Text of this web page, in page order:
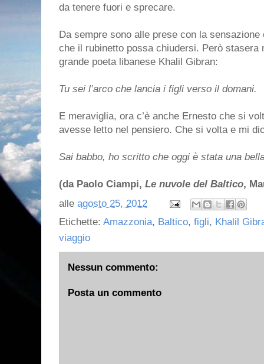
da tenere fuori e sprecare.
Da sempre sono alle prese con la
che il rubinetto possa chiudersi. Però stasera
grande poeta libanese Khalil Gibran:
Tu sei l’arco che lancia i figli verso il domani.
E meraviglia, ora c’è anche Ernesto che si
avesse letto nel pensiero. Che si volta e mi
Sai babbo, ho scritto che oggi è stata una
(da Paolo Ciampi, Le nuvole del Baltico,
alle agosto 25, 2012
Etichette: Amazzonia, Baltico, figli, Khalil
viaggio
Nessun commento:
Posta un commento